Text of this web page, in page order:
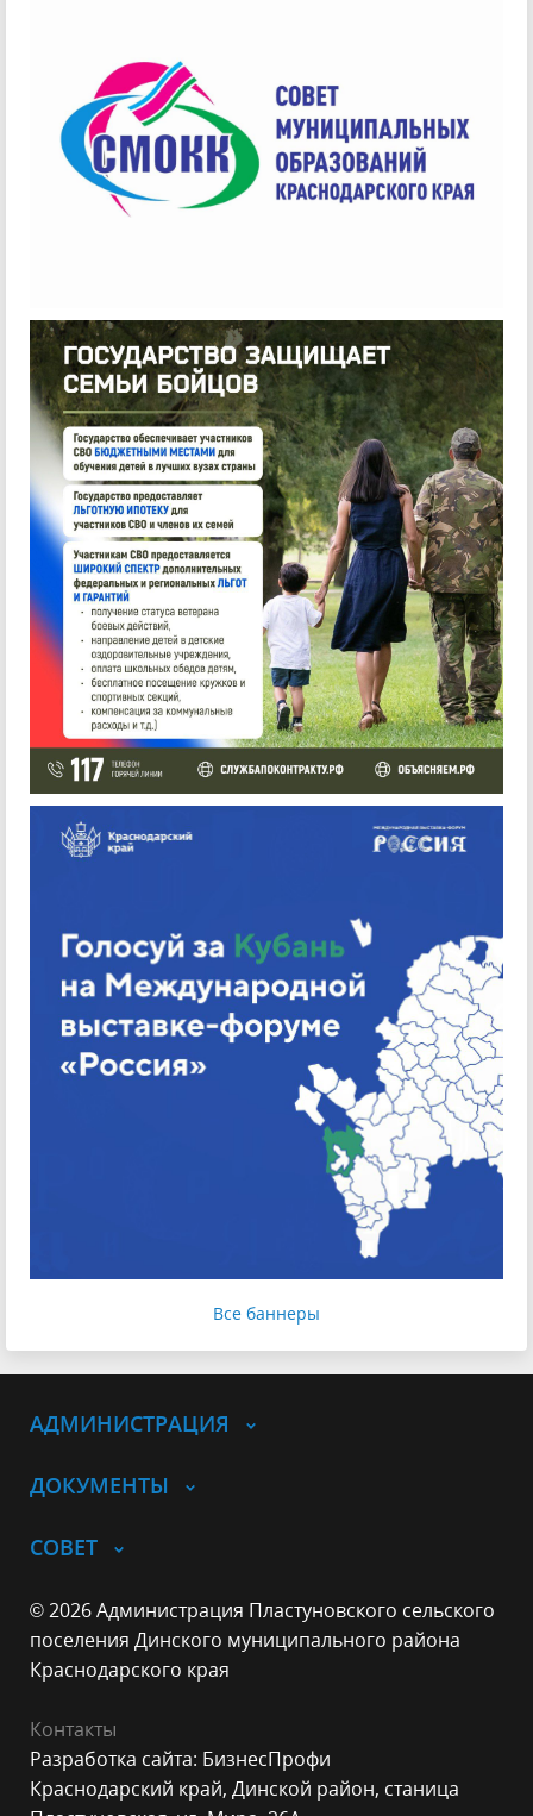
Все баннеры
АДМИНИСТРАЦИЯ
ДОКУМЕНТЫ
СОВЕТ
© 2026 Администрация Пластуновского сельского
поселения Динского муниципального района
Краснодарского края
Контакты
Разработка сайта: БизнесПрофи
Краснодарский край, Динской район, станица